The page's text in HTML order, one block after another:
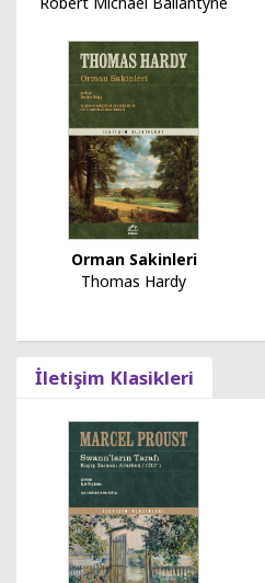
Orman Sakinleri
Thomas Hardy
İletişim Klasikleri